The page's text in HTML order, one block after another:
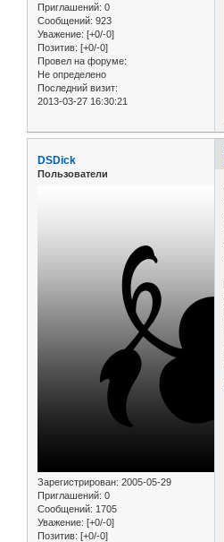
Приглашений: 0
Сообщений: 923
Уважение: [+0/-0]
Позитив: [+0/-0]
Провел на форуме:
Не определено
Последний визит:
2013-03-27 16:30:21
DSDick
Пользователи
Зарегистрирован: 2005-05-29
Приглашений: 0
Сообщений: 1705
Уважение: [+0/-0]
Позитив: [+0/-0]